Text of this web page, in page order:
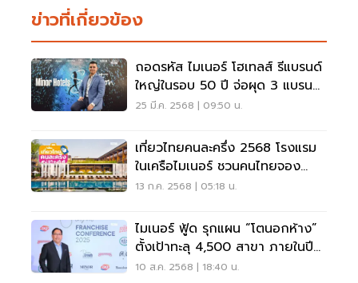
ข่าวที่เกี่ยวข้อง
ถอดรหัส ไมเนอร์ โฮเทลส์ รีแบรนด์
ใหญ่ในรอบ 50 ปี จ่อผุด 3 แบรนด์
ใหม่
25 มี.ค. 2568 | 09:50 น.
เที่ยวไทยคนละครึ่ง 2568 โรงแรม
ในเครือไมเนอร์ ชวนคนไทยจอง
เที่ยว
13 ก.ค. 2568 | 05:18 น.
ไมเนอร์ ฟู้ด รุกแผน “โตนอกห้าง”
ตั้งเป้าทะลุ 4,500 สาขา ภายในปี
2572
10 ส.ค. 2568 | 18:40 น.